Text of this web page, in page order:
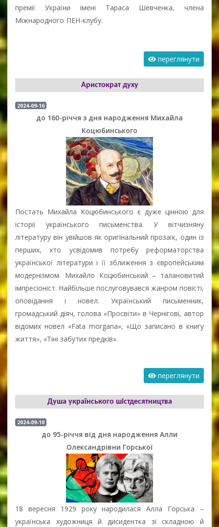
премії України імені Тараса Шевченка, члена
Міжнародного ПЕН-клубу.
переглянути
Аристократ духу
2024-09-16
до 160-річчя з дня народження Михайла
Коцюбинського
Постать Михайла Коцюбинського є дуже цінною для
історії українського письменства. У вітчизняну
літературу він увійшов як оригінальний прозаїк, один із
перших, хто усвідомив потребу реформаторства
української літератури і її зближення з європейським
модернізмом. Михайло Коцюбинський – талановитий
імпресіоніст. Найбільше послуговувався жанром повісті,
оповідання і новел. Український письменник,
громадський діяч, голова «Просвіти» в Чернігові, автор
відомих новел «Fata morgana», «Що записано в книгу
життя», «Тіні забутих предків».
переглянути
Душа українського шістдесятництва
2024-09-10
до 95-річчя від дня народження Алли
Олександрівни Горської
18 вересня 1929 року народилася Алла Горська –
українська художниця й дисидентка зі складною й